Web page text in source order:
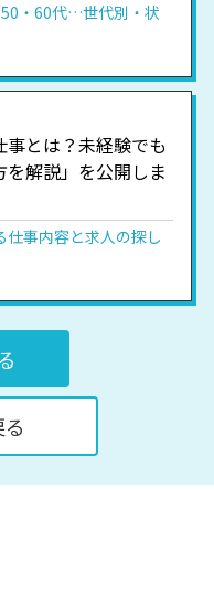
・60代…世代別・状
事とは？未経験でも
解説」を公開しま
事内容と求人の探し